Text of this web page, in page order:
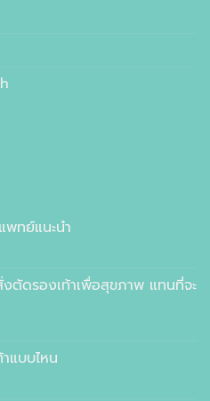
พทย์แนะนำ
ตัดรองเท้าเพื่อสุขภาพ แทนที่จะ
แบบไหน